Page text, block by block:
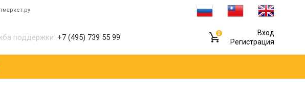
поддержки: +7 (495) 739 55 99 0
Вход
Регистрация